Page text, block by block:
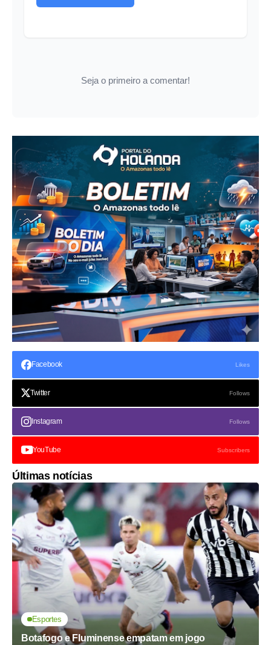
Seja o primeiro a comentar!
Facebook Likes
Twitter Follows
Instagram Follows
YouTube Subscribers
Últimas notícias
Esportes
Botafogo e Fluminense empatam em jogo